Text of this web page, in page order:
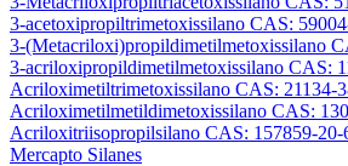
3-acetoxipropiltrimetoxissilano CAS:
3-(Metacriloxi)propildimetilmetoxissilano
3-acriloxipropildimetilmetoxissilano CAS:
Acriloximetiltrimetoxissilano CAS: 21134-
Acriloximetilmetildimetoxissilano CAS:
Acriloxitriisopropilsilano CAS: 157859-20-
Mercapto Silanes